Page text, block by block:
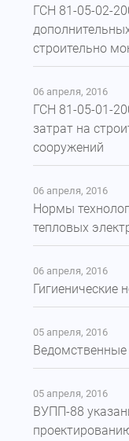
ГСН 81-05-02-
строительно
06 апреля, 2016
ГСН 81-05-01-
затрат на
сооружений
06 апреля, 2016
Нормы
тепловых
06 апреля, 2016
Гигиенические
05 апреля, 2016
05 апреля, 2016
ВУПП-88